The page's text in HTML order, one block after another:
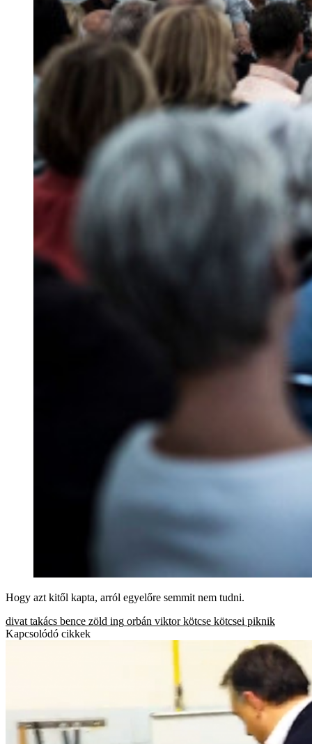
Hogy azt kitől kapta, arról egyelőre semmit nem tudni.
divat takács bence zöld ing orbán viktor kötcse kötcsei piknik
Kapcsolódó cikkek